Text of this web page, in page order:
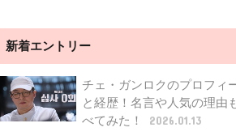
新着エントリー
チェ・ガンロクのプロフィ
と経歴！名言や人気の理由
べてみた！
2026.01.13